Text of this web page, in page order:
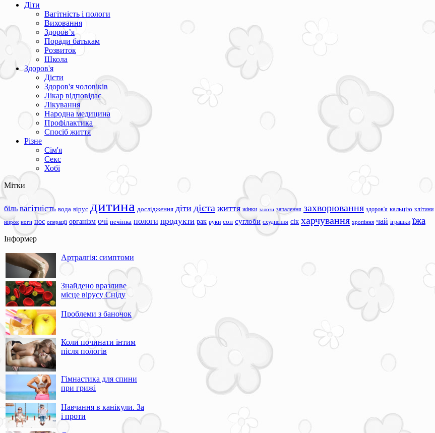
Діти
Вагітність і пологи
Виховання
Здоров’я
Поради батькам
Розвиток
Школа
Здоров'я
Дієти
Здоров'я чоловіків
Лікар відповідає
Лікування
Народна медицина
Профілактика
Спосіб життя
Різне
Сім'я
Секс
Хобі
Мітки
біль вагітність вода вірус дитина дослідження діти дієта життя жінки залози запалення захворювання здоров'я кальцію клітини
нирок ноги нос операції організм очі печінка пологи продукти рак руки сон суглоби схуднення сік харчування хропіння чай іграшки їжа
Інформер
Артралгія: симптоми
Знайдено вразливе
місце вірусу Сніду
Проблеми з баночок
Коли починати інтим
після пологів
Гімнастика для спини
при грижі
Навчання в канікули. За
і проти